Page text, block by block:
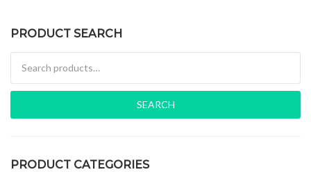
PRODUCT SEARCH
SEARCH
PRODUCT CATEGORIES